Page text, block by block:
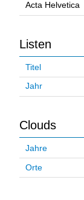
Acta Helvetica
Listen
Titel
Jahr
Clouds
Jahre
Orte